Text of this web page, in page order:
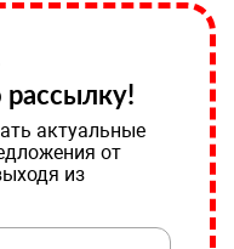
актуальные
от
из